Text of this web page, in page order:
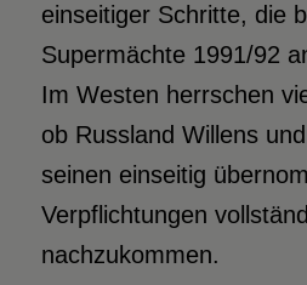
einseitiger Schritte, die
Supermächte 1991/92
Im Westen herrschen
ob Russland Willens
seinen einseitig
Verpflichtungen
nachzukommen.